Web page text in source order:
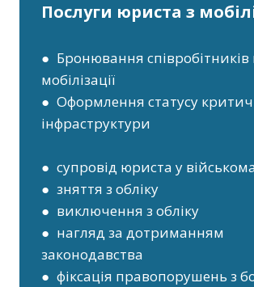
Послуги юриста з
● Бронювання співробітників
мобілізації
● Оформлення статусу
інфраструктури
● супровід юриста у
● зняття з обліку
● виключення з обліку
● нагляд за дотриманням
законодавства
● фіксація правопорушень з